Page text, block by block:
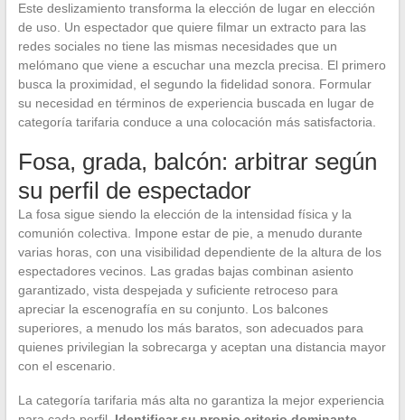
Este deslizamiento transforma la elección de lugar en elección
de uso. Un espectador que quiere filmar un extracto para las
redes sociales no tiene las mismas necesidades que un
melómano que viene a escuchar una mezcla precisa. El primero
busca la proximidad, el segundo la fidelidad sonora. Formular
su necesidad en términos de experiencia buscada en lugar de
categoría tarifaria conduce a una colocación más satisfactoria.
Fosa, grada, balcón: arbitrar según
su perfil de espectador
La fosa sigue siendo la elección de la intensidad física y la
comunión colectiva. Impone estar de pie, a menudo durante
varias horas, con una visibilidad dependiente de la altura de los
espectadores vecinos. Las gradas bajas combinan asiento
garantizado, vista despejada y suficiente retroceso para
apreciar la escenografía en su conjunto. Los balcones
superiores, a menudo los más baratos, son adecuados para
quienes privilegian la sobrecarga y aceptan una distancia mayor
con el escenario.
La categoría tarifaria más alta no garantiza la mejor experiencia